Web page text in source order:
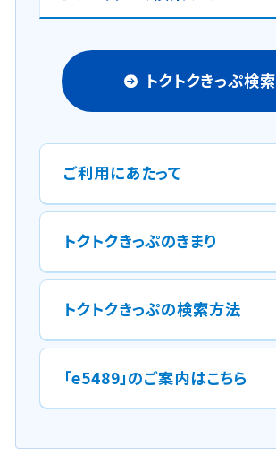
トクトクきっぷ検索
ご利用にあたって
トクトクきっぷのきまり
トクトクきっぷの検索方法
「e5489」のご案内はこちら